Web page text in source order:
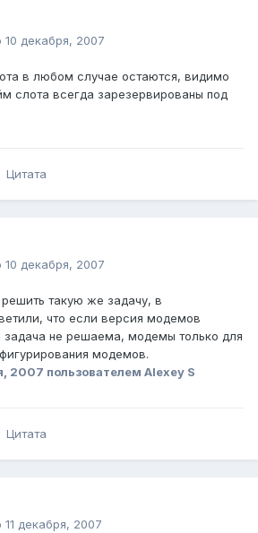
10 декабря, 2007
в любом случае остаются, видимо
слота всегда зарезервированы под
Цитата
10 декабря, 2007
такую же задачу, в
что если версия модемов
задача не решаема, модемы только для
модемов.
2007 пользователем Alexey S
Цитата
11 декабря, 2007